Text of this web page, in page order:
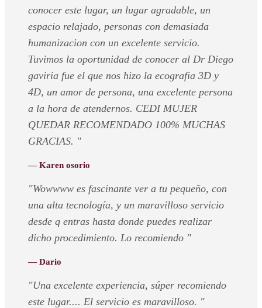
conocer este lugar, un lugar agradable, un
espacio relajado, personas con demasiada
humanizacion con un excelente servicio.
Tuvimos la oportunidad de conocer al Dr Diego
gaviria fue el que nos hizo la ecografia 3D y
4D, un amor de persona, una excelente persona
a la hora de atendernos. CEDI MUJER
QUEDAR RECOMENDADO 100% MUCHAS
GRACIAS. "
— Karen osorio
"Wowwww es fascinante ver a tu pequeño, con
una alta tecnología, y un maravilloso servicio
desde q entras hasta donde puedes realizar
dicho procedimiento. Lo recomiendo "
— Dario
"Una excelente experiencia, súper recomiendo
este lugar.... El servicio es maravilloso. "